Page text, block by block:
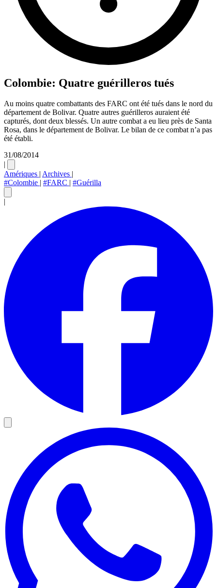
Colombie: Quatre guérilleros tués
Au moins quatre combattants des FARC ont été tués dans le nord du
département de Bolivar. Quatre autres guérilleros auraient été
capturés, dont deux blessés. Un autre combat a eu lieu près de Santa
Rosa, dans le département de Bolivar. Le bilan de ce combat n’a pas
été établi.
31/08/2014
|
Amériques | Archives |
#Colombie | #FARC | #Guérilla
|